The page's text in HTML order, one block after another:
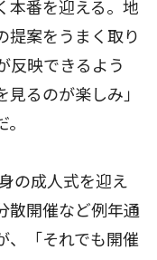
本番を迎える。地
提案をうまく取り
反映できるよう
るのが楽しみ」
の成人式を迎え
散開催など例年通
、「それでも開催